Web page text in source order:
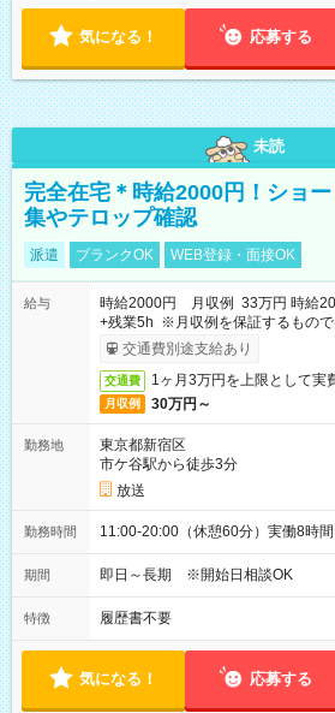
気になる！ 応募する
未読
完全在宅＊時給2000円！ショ
集やテロップ確認
派遣 ブランクOK WEB登録・面接OK
給与
時給2000円 月収例 33万円 時給
+残業5h ※月収例を保証するもの
取りサービス利用可（利用条件有）
交通費別途支給あり
交通費 1ヶ月3万円を上限として実
月収例 30万円～
勤務地
東京都新宿区
市ケ谷駅から徒歩3分
放送
勤務時間 11:00-20:00（休憩60分）実働8時間
期間 即日～長期 ※開始日相談OK
特徴 履歴書不要
気になる！ 応募する